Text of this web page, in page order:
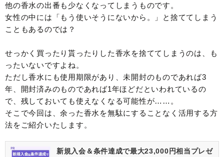
他の香水の出番も少なくなってしまうものです。
女性の中には「もう使いそうにないから。」と捨ててしまう
こともあるのでは？
せっかく買ったり貰ったりした香水を捨ててしまうのは、も
ったいないですよね。
ただし香水にも使用期限があり、未開封のものであれば3
年、開封済みのものであれば1年ほどだといわれているの
で、残しておいても使えなくなる可能性が……。
そこで今回は、余った香水を無駄にすることなく活用する方
法をご紹介いたします。
新規入会＆条件達成で最大23,000円相当プレゼ